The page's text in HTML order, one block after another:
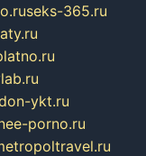
seks-365.ru
ykt.ru
porno.ru